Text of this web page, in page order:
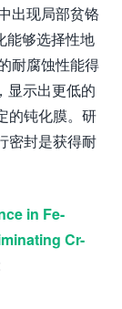
出现局部贫铬
能够选择性地
耐腐蚀性能得
显示出更低的
的钝化膜。研
密封是获得耐
in Fe-
Cr-